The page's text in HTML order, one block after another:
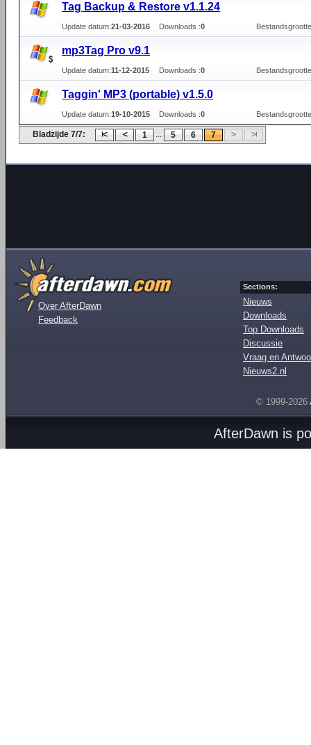
Tag Backup & Restore v1.1.24
Update datum:21-03-2016 Downloads :0
mp3Tag Pro v9.1
Update datum:11-12-2015 Downloads :0
Taggin' MP3 (portable) v1.5.0
Update datum:19-10-2015 Downloads :0
Bladzijde 7/7: 1 ... 5 6 7
Over AfterDawn
Feedback
Sections:
Nieuws
Downloads
Top Downloads
Discussie
Vraag en
Nieuws2.nl
© 1999-2026
AfterDawn is